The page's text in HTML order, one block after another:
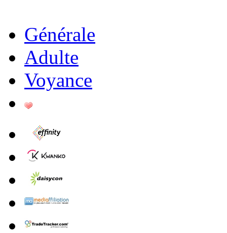
Générale
Adulte
Voyance